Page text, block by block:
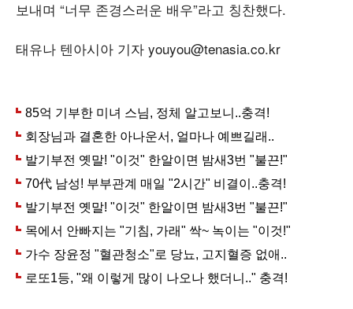
보내며 “너무 존경스러운 배우”라고 칭찬했다.
태유나 텐아시아 기자 youyou@tenasia.co.kr